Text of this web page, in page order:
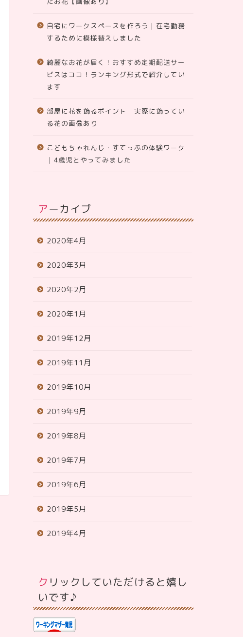
自宅にワークスペースを作ろう｜在宅勤務
するために模様替えしました
綺麗なお花が届く！おすすめ定期配送サー
ビスはココ！ランキング形式で紹介してい
ます
部屋に花を飾るポイント｜実際に飾ってい
る花の画像あり
こどもちゃれんじ・すてっぷの体験ワーク
｜4歳児とやってみました
アーカイブ
2020年4月
2020年3月
2020年2月
2020年1月
2019年12月
2019年11月
2019年10月
2019年9月
2019年8月
2019年7月
2019年6月
2019年5月
2019年4月
クリックしていただけると嬉し
いです♪